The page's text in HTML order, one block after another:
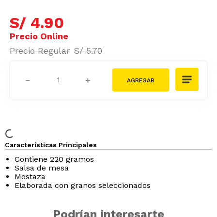
S/ 4.90
S/ 5.70
＋
－
Características Principales
Contiene 220 gramos
Salsa de mesa
Mostaza
Elaborada con granos seleccionados
Podrían interesarte